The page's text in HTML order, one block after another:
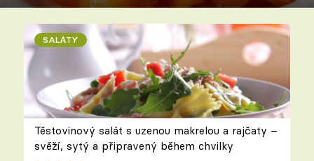
SALÁTY
Těstovinový salát s uzenou makrelou a rajčaty –
svěží, sytý a připravený během chvilky